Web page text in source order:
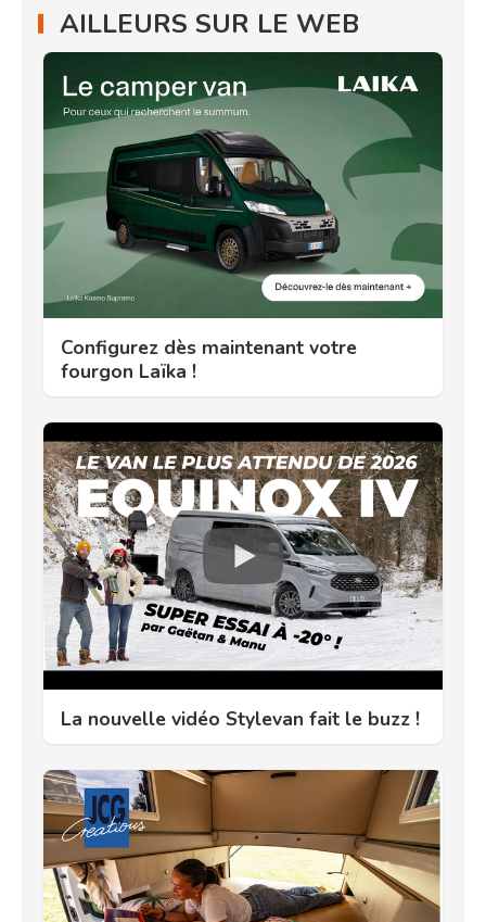
AILLEURS SUR LE WEB
Configurez dès maintenant votre
fourgon Laïka !
La nouvelle vidéo Stylevan fait le buzz !